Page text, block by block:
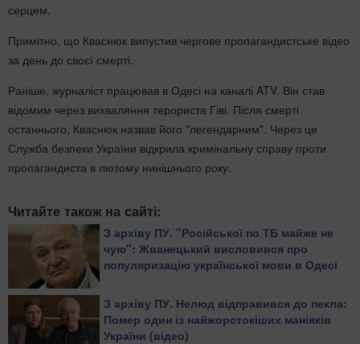
серцем.
Примітно, що Кваснюк випустив чергове пропагандистське відео
за день до своєї смерті.
Раніше, журналіст працював в Одесі на каналі ATV. Він став
відомим через вихваляння терориста Гіві. Після смерті
останнього, Кваснюк назвав його "легендарним". Через це
Служба безпеки України відкрила кримінальну справу проти
пропагандиста в лютому нинішнього року.
Читайте також на сайті:
З архіву ПУ. "Російської по ТБ майже не
чую": Жванецький висловився про
популяризацію української мови в Одесі
З архіву ПУ. Нелюд відправився до пекла:
Помер один із найжорстокіших маніяків
України (відео)